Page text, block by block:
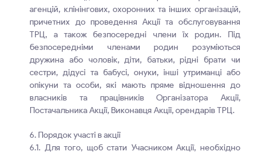
агенцій, клінінгових, охоронних та інших організацій,
причетних до проведення Акції та обслуговування
ТРЦ, а також безпосередні члени їх родин. Під
безпосередніми членами родин розуміються
дружина або чоловік, діти, батьки, рідні брати чи
сестри, дідусі та бабусі, онуки, інші утриманці або
опікуни та особи, які мають пряме відношення до
власників та працівників Організатора Акції,
Постачальника Акції, Виконавця Акції, орендарів ТРЦ.
6. Порядок участі в акції
6.1. Для того, щоб стати Учасником Акції, необхідно